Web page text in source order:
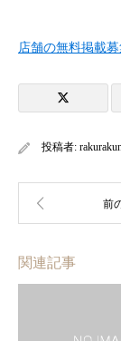
店舗の無料掲載
投稿者:
関連記事